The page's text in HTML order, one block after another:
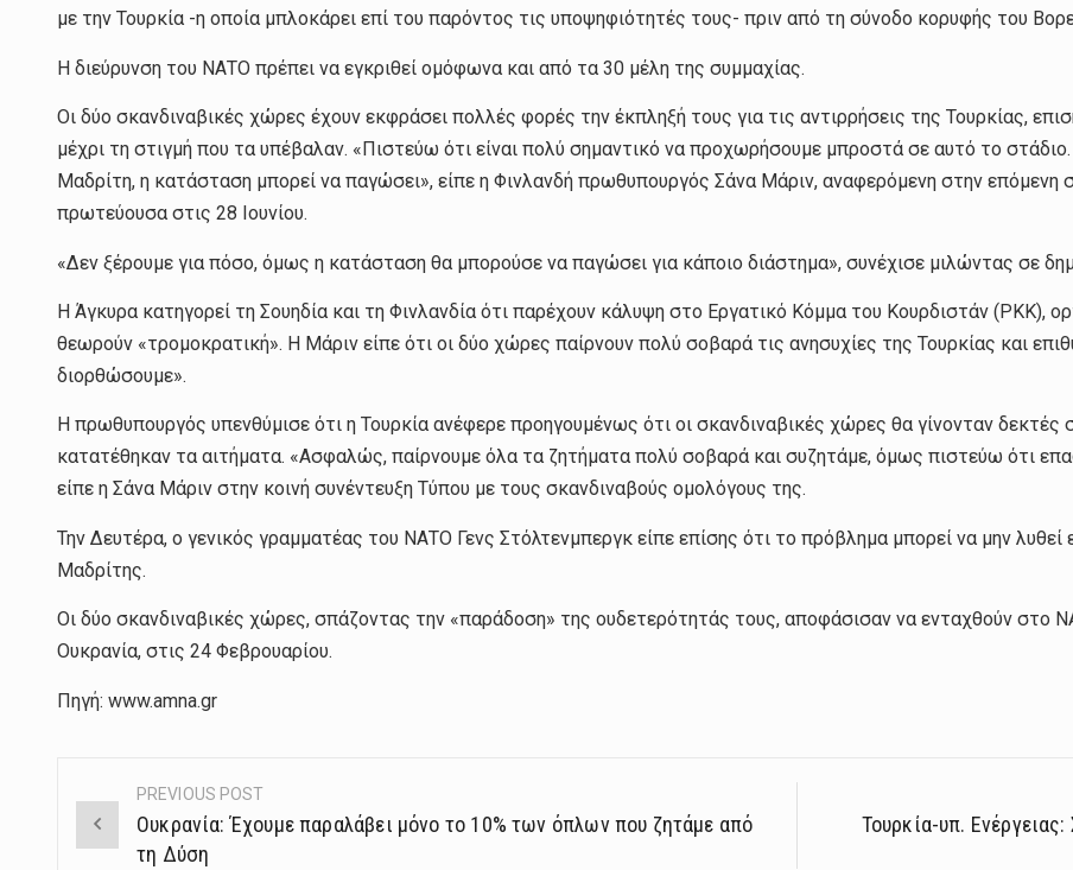
με την Τουρκία -η οποία μπλοκάρει επί του παρόντος τις υποψηφιότητές τους- πριν από τη σύνοδο κορυφής του
Η διεύρυνση του ΝΑΤΟ πρέπει να εγκριθεί ομόφωνα και από τα 30 μέλη της συμμαχίας.
Οι δύο σκανδιναβικές χώρες έχουν εκφράσει πολλές φορές την έκπληξή τους για τις αντιρρήσεις της Τουρκίας,
μέχρι τη στιγμή που τα υπέβαλαν. «Πιστεύω ότι είναι πολύ σημαντικό να προχωρήσουμε μπροστά σε αυτό το
Μαδρίτη, η κατάσταση μπορεί να παγώσει», είπε η Φινλανδή πρωθυπουργός Σάνα Μάριν, αναφερόμενη στην επόμενη
πρωτεύουσα στις 28 Ιουνίου.
«Δεν ξέρουμε για πόσο, όμως η κατάσταση θα μπορούσε να παγώσει για κάποιο διάστημα», συνέχισε μιλώντας σε
Η Άγκυρα κατηγορεί τη Σουηδία και τη Φινλανδία ότι παρέχουν κάλυψη στο Εργατικό Κόμμα του Κουρδιστάν (PKK),
θεωρούν «τρομοκρατική». Η Μάριν είπε ότι οι δύο χώρες παίρνουν πολύ σοβαρά τις ανησυχίες της Τουρκίας και
διορθώσουμε».
Η πρωθυπουργός υπενθύμισε ότι η Τουρκία ανέφερε προηγουμένως ότι οι σκανδιναβικές χώρες θα γίνονταν
κατατέθηκαν τα αιτήματα. «Ασφαλώς, παίρνουμε όλα τα ζητήματα πολύ σοβαρά και συζητάμε, όμως πιστεύω ότι
είπε η Σάνα Μάριν στην κοινή συνέντευξη Τύπου με τους σκανδιναβούς ομολόγους της.
Την Δευτέρα, ο γενικός γραμματέας του ΝΑΤΟ Γενς Στόλτενμπεργκ είπε επίσης ότι το πρόβλημα μπορεί να μην
Μαδρίτης.
Οι δύο σκανδιναβικές χώρες, σπάζοντας την «παράδοση» της ουδετερότητάς τους, αποφάσισαν να ενταχθούν στο
Ουκρανία, στις 24 Φεβρουαρίου.
Πηγή: www.amna.gr
Post
navigation
PREVIOUS POST
Ουκρανία: Έχουμε παραλάβει μόνο το 10% των όπλων που ζητάμε από
τη Δύση
Τουρκία-υπ.